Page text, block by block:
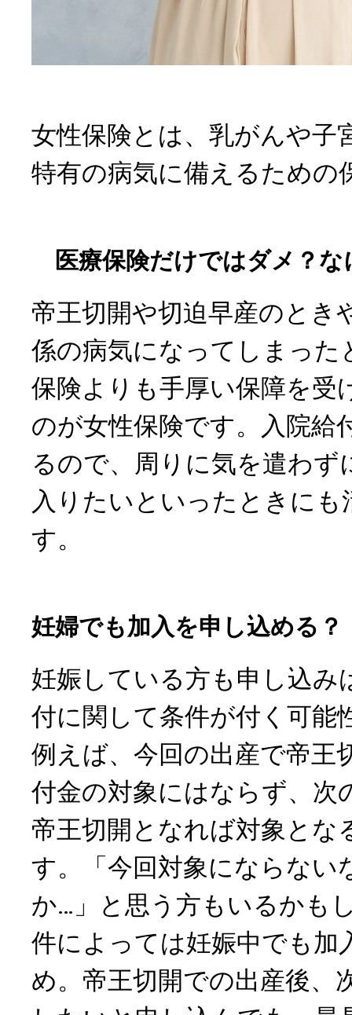
女性保険とは、乳がんや子
特有の病気に備えるための
医療保険だけではダメ？な
帝王切開や切迫早産のとき
係の病気になってしまった
保険よりも手厚い保障を受
のが女性保険です。入院給
るので、周りに気を遣わず
入りたいといったときにも
す。
妊婦でも加入を申し込める？
妊娠している方も申し込み
付に関して条件が付く可能
例えば、今回の出産で帝王
付金の対象にはならず、次
帝王切開となれば対象とな
す。「今回対象にならない
か…」と思う方もいるかも
件によっては妊娠中でも加
め。帝王切開での出産後、